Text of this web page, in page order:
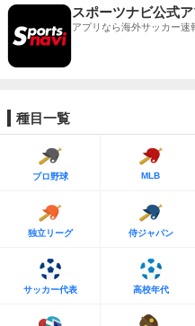
スポーツナビ公式ア
アプリなら海外サッカー速
種目一覧
プロ野球 MLB
独立リーグ 侍ジャパン
サッカー代表 高校年代